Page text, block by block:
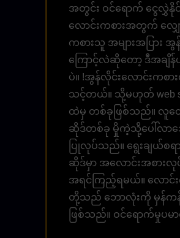
အတွင်း ဝင်​​ရောက်​ ​ငွေလွှဲနိုင်​
လောင်းကစားအတွက် လျှ
ကစားသူ အများအပြား
ကြောင့်လဲဆိုတော့ ဒီအချိ
ပဲ။ !အွန်လိုင်းလောင်းကစ
သင့်တယ်။ သို့မဟုတ် web
ထဲမှ တစ်ခုဖြစ်သည်။ လူတွ
ဆိုဒ်တစ်ခု မှိုကဲ့သို့ပေါ်လာသ
ပြုလုပ်သည်။ ရွေးချယ်စရ
ဆိုဒ်မှာ အလောင်းအစား
အရင်ကြည့်ရမယ်။ လောင်
တို့သည် ဘောလုံးကို မှန်ကန်
ဖြစ်သည်။ ဝင်ရောက်မှု